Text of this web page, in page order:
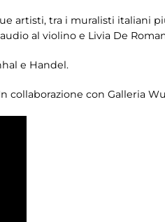
artisti, tra i muralisti italiani
al violino e Livia De
e Handel.
collaborazione con Galleria